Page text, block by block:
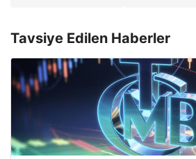
Tavsiye Edilen Haberler